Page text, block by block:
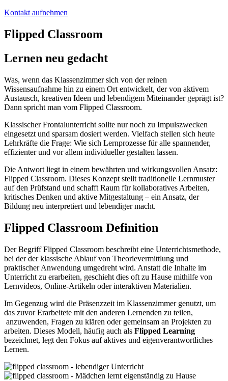
Kontakt aufnehmen
Flipped Classroom
Lernen neu gedacht
Was, wenn das Klassenzimmer sich von der reinen
Wissensaufnahme hin zu einem Ort entwickelt, der von aktivem
Austausch, kreativen Ideen und lebendigem Miteinander geprägt ist?
Dann spricht man vom Flipped Classroom.
Klassischer Frontalunterricht sollte nur noch zu Impulszwecken
eingesetzt und sparsam dosiert werden. Vielfach stellen sich heute
Lehrkräfte die Frage: Wie sich Lernprozesse für alle spannender,
effizienter und vor allem individueller gestalten lassen.
Die Antwort liegt in einem bewährten und wirkungsvollen Ansatz:
Flipped Classroom. Dieses Konzept stellt traditionelle Lernmuster
auf den Prüfstand und schafft Raum für kollaboratives Arbeiten,
kritisches Denken und aktive Mitgestaltung – ein Ansatz, der
Bildung neu interpretiert und lebendiger macht.
Flipped Classroom Definition
Der Begriff Flipped Classroom beschreibt eine Unterrichtsmethode,
bei der der klassische Ablauf von Theorievermittlung und
praktischer Anwendung umgedreht wird. Anstatt die Inhalte im
Unterricht zu erarbeiten, geschieht dies oft zu Hause mithilfe von
Lernvideos, Online-Artikeln oder interaktiven Materialien.
Im Gegenzug wird die Präsenzzeit im Klassenzimmer genutzt, um
das zuvor Erarbeitete mit den anderen Lernenden zu teilen,
anzuwenden, Fragen zu klären oder gemeinsam an Projekten zu
arbeiten. Dieses Modell, häufig auch als Flipped Learning
bezeichnet, legt den Fokus auf aktives und eigenverantwortliches
Lernen.